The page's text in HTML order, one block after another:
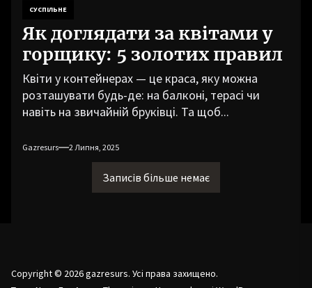
СУСПІЛЬНЕ
Як доглядати за квітами у
горщику: 5 золотих правил
Квіти у контейнерах — це краса, яку можна
розташувати будь-де: на балконі, терасі чи
навіть на звичайній бруківці. Та щоб...
Gazresurs 2 Липня, 2025
Записів більше немає
Copyright © 2026gazresurs. Усі права захищено.